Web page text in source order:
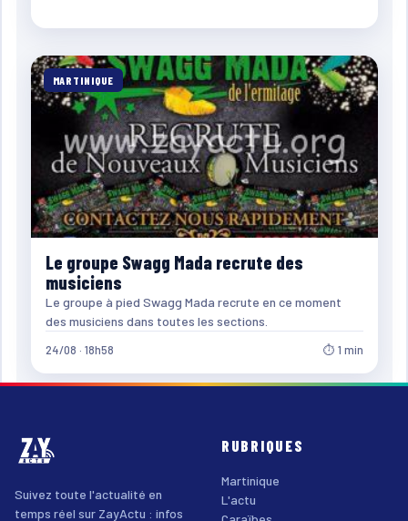
MARTINIQUE
Le groupe Swagg Mada recrute des
musiciens
Le groupe à pied Swagg Mada recrute en ce moment
des musiciens dans toutes les sections.
24/08 · 18h58 ⏱ 1 min
Suivez toute l'actualité en
temps réel sur ZayActu : infos
RUBRIQUES
Martinique
L'actu